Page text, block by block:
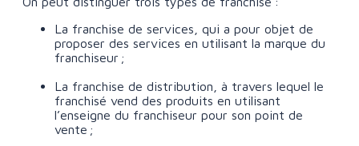
La franchise de services, qui a pour objet de
proposer des services en utilisant la marque du
franchiseur ;
La franchise de distribution, à travers lequel le
franchisé vend des produits en utilisant
l’enseigne du franchiseur pour son point de
vente ;